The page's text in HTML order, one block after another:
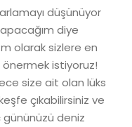
düşünüyor
diye
olarak sizlere en
istiyoruz!
size ait olan lüks
çıkabilirsiniz ve
deniz